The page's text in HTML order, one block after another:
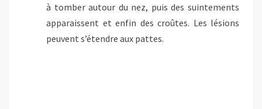
à tomber autour du nez, puis des suintements
apparaissent et enfin des croûtes. Les lésions
peuvent s’étendre aux pattes.